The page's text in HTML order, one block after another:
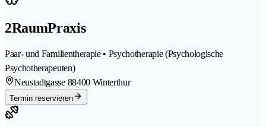
2RaumPraxis
Paar- und Familientherapie • Psychotherapie (Psychologische
Psychotherapeuten)
Neustadtgasse 88400 Winterthur
Termin reservieren